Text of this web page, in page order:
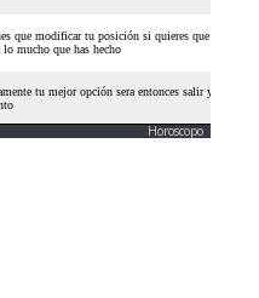
Horoscopo